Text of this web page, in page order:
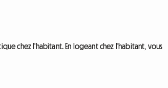
chez l'habitant. En logeant chez l'habitant, vous